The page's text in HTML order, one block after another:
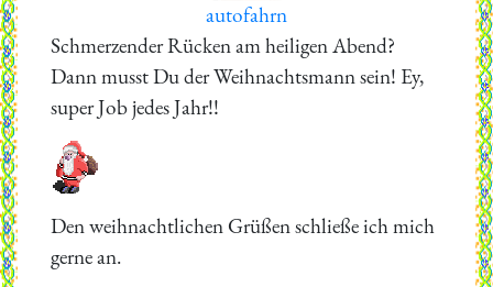
autofahrn
Schmerzender Rücken am heiligen Abend?
Dann musst Du der Weihnachtsmann sein! Ey,
super Job jedes Jahr!!
Den weihnachtlichen Grüßen schließe ich mich
gerne an.